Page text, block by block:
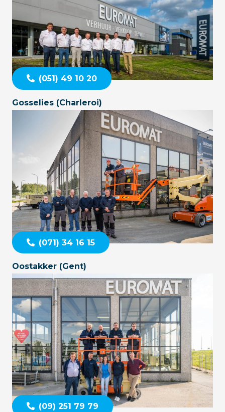
(051) 49 10 20
Gosselies (Charleroi)
(071) 34 16 15
Oostakker (Gent)
(09) 251 79 79